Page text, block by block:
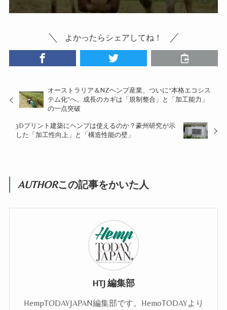
よかったらシェアしてね！
オーストラリア＆NZヘンプ産業、ついに“本格エコシス
テム化”へ、成長のカギは「規制整合」と「加工能力」
の一点突破
3Dプリント建築にヘンプは使えるのか？豪州研究が示
した「加工性向上」と「構造性能の壁」
AUTHORこの記事をかいた人
HTJ 編集部
HempTODAYJAPAN編集部です。HemoTODAYより